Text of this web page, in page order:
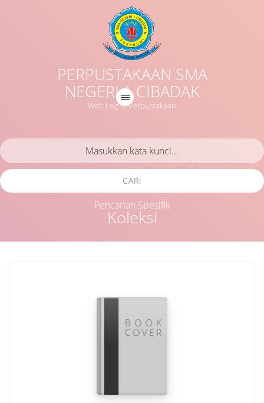
PERPUSTAKAAN SMA
NEGERI 1 CIBADAK
Web Log in Perpustakaan
Koleksi
CARI
Pencarian Spesifik